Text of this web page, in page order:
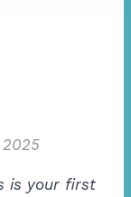
is your first